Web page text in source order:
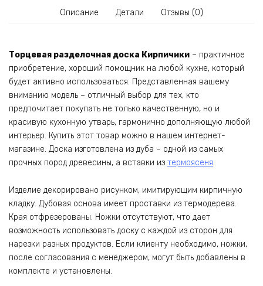
Описание Детали Отзывы (0)
Торцевая разделочная доска Кирпичики – практичное
приобретение, хороший помощник на любой кухне, который
будет активно использоваться. Представленная вашему
вниманию модель – отличный выбор для тех, кто
предпочитает покупать не только качественную, но и
красивую кухонную утварь, гармонично дополняющую любой
интерьер. Купить этот товар можно в нашем интернет-
магазине. Доска изготовлена из дуба – одной из самых
прочных пород древесины, а вставки из термоясеня.
Изделие декорировано рисунком, имитирующим кирпичную
кладку. Дубовая основа имеет проставки из термодерева.
Края отфрезерованы. Ножки отсутствуют, что дает
возможность использовать доску с каждой из сторон для
нарезки разных продуктов. Если клиенту необходимо, ножки,
после согласования с менеджером, могут быть добавлены в
комплекте и установлены.